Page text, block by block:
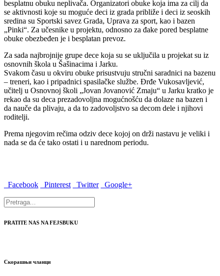
besplatnu obuku neplivača. Organizatori obuke koja ima za cilj da
se aktivnosti koje su moguće deci iz grada približe i deci iz seoskih
sredina su Sportski savez Grada, Uprava za sport, kao i bazen
„Pinki“. Za učesnike u projektu, odnosno za đake pored besplatne
obuke obezbeđen je i besplatan prevoz.
Za sada najbrojnije grupe dece koja su se uključila u projekat su iz
osnovnih škola u Šašinacima i Jarku.
Svakom času u okviru obuke prisustvuju stručni saradnici na bazenu
– treneri, kao i pripadnici spasilačke službe. Đrđe Vukosavljević,
učitelj u Osnovnoj školi „Jovan Jovanović Zmaju“ u Jarku kratko je
rekao da su deca prezadovoljna mogućnošću da dolaze na bazen i
da nauče da plivaju, a da to zadovoljstvo sa decom dele i njihovi
roditelji.
Prema njegovim rečima odziv dece kojoj on drži nastavu je veliki i
nada se da će tako ostati i u narednom periodu.
Facebook Pinterest Twitter Google+
PRATITE NAS NA FEJSBUKU
Скорашњи чланци